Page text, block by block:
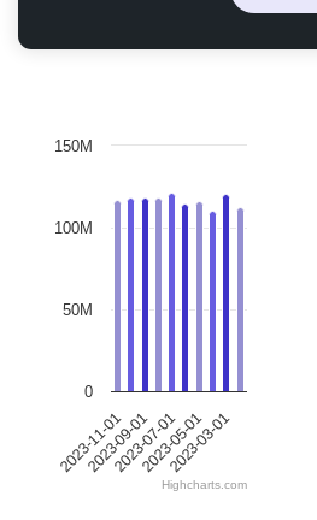
2023-11-01
2023-09-01
2023-07-01
2023-05-01
2023-03-01
0
50M
100M
150M
Highcharts.com